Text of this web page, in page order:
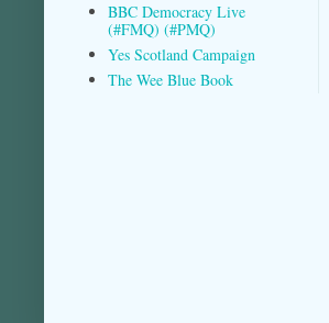
BBC Democracy Live
(#FMQ) (#PMQ)
Yes Scotland Campaign
The Wee Blue Book